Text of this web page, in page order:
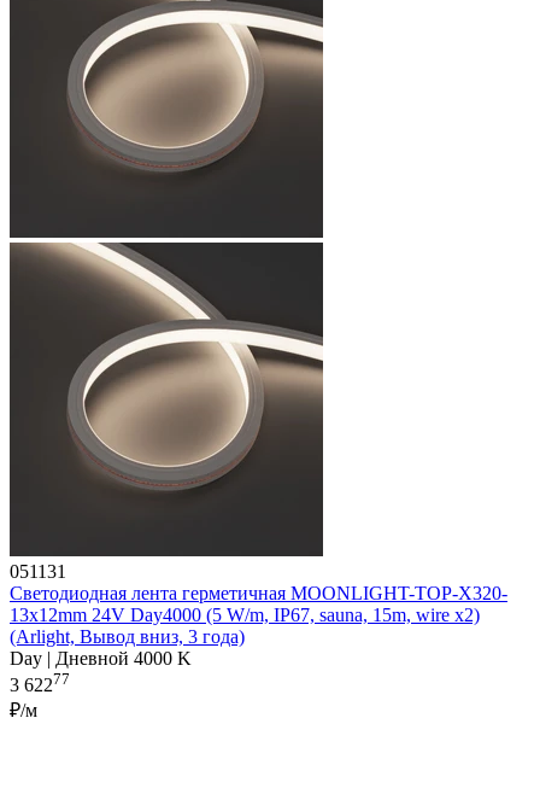
051131
Светодиодная лента герметичная MOONLIGHT-TOP-X320-
13x12mm 24V Day4000 (5 W/m, IP67, sauna, 15m, wire x2)
(Arlight, Вывод вниз, 3 года)
Day | Дневной 4000 K
3 62277
₽/м